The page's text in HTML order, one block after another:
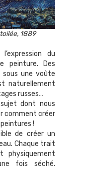
1889
du
peinture. Des
sous une voûte
naturellement
russes…
dont nous
comment créer
!
de créer un
Chaque trait
fois séché.